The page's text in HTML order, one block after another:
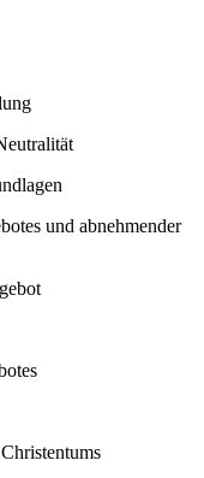
und abnehmender